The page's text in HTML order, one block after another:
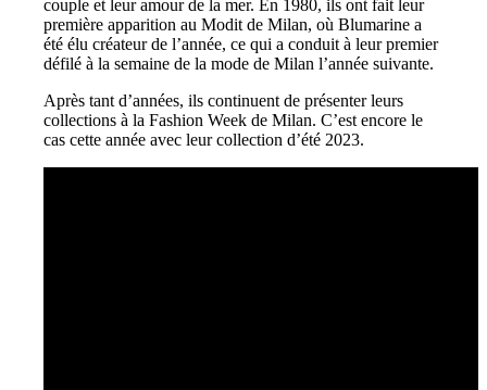
couple et leur amour de la mer. En 1980, ils ont fait leur
première apparition au Modit de Milan, où Blumarine a
été élu créateur de l’année, ce qui a conduit à leur premier
défilé à la semaine de la mode de Milan l’année suivante.
Après tant d’années, ils continuent de présenter leurs
collections à la Fashion Week de Milan. C’est encore le
cas cette année avec leur collection d’été 2023.